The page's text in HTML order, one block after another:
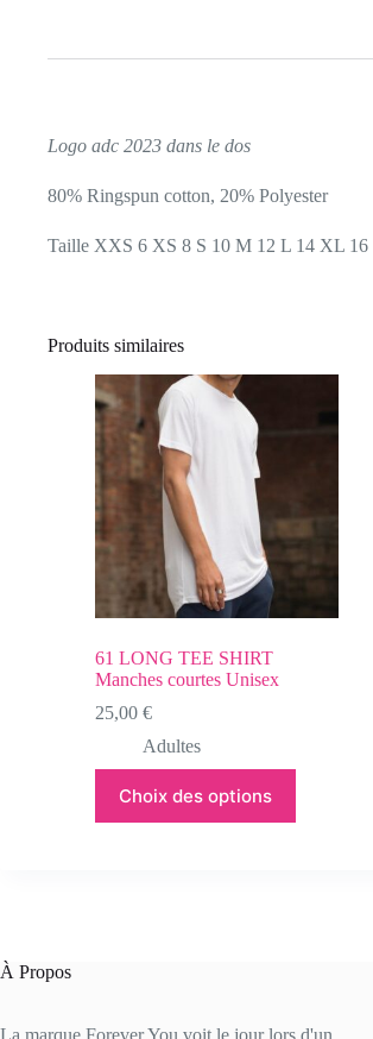
Logo adc 2023 dans le dos
80% Ringspun cotton, 20% Polyester
Taille XXS 6 XS 8 S 10 M 12 L 14 XL 16
Produits similaires
61 LONG TEE SHIRT
Manches courtes Unisex
25,00 €
Adultes
Choix des options
À Propos
La marque Forever You voit le jour lors d'un